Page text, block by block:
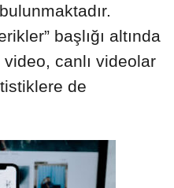
başlığı altında
canlı videolar
de